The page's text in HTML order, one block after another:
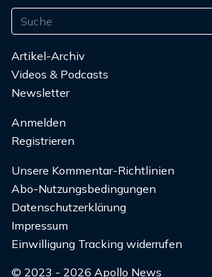
Artikel-Archiv
Videos & Podcasts
Newsletter
Anmelden
Registrieren
Unsere Kommentar-Richtlinien
Abo-Nutzungsbedingungen
Datenschutzerklärung
Impressum
Einwilligung Tracking widerrufen
© 2023 - 2026 Apollo News